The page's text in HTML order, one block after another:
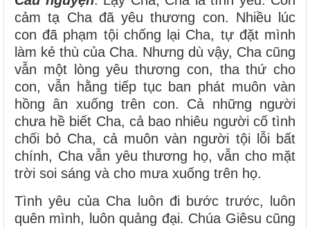
cảm tạ Cha đã yêu thương con. Nhiều lúc
con đã phạm tội chống lại Cha, tự đặt mình
làm kẻ thù của Cha. Nhưng dù vậy, Cha cũng
vẫn một lòng yêu thương con, tha thứ cho
con, vẫn hằng tiếp tục ban phát muôn vàn
hồng ân xuống trên con. Cả những người
chưa hề biết Cha, cả bao nhiêu người cố tình
chối bỏ Cha, cả muôn vàn người tội lỗi bất
chính, Cha vẫn yêu thương họ, vẫn cho mặt
trời soi sáng và cho mưa xuống trên họ.
Tình yêu của Cha luôn đi bước trước, luôn
quên mình, luôn quảng đại. Chúa Giêsu cũng